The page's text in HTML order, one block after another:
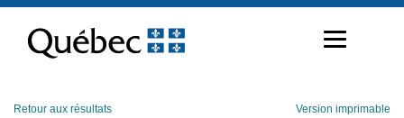
contenu
Retour aux résultats Version imprimable